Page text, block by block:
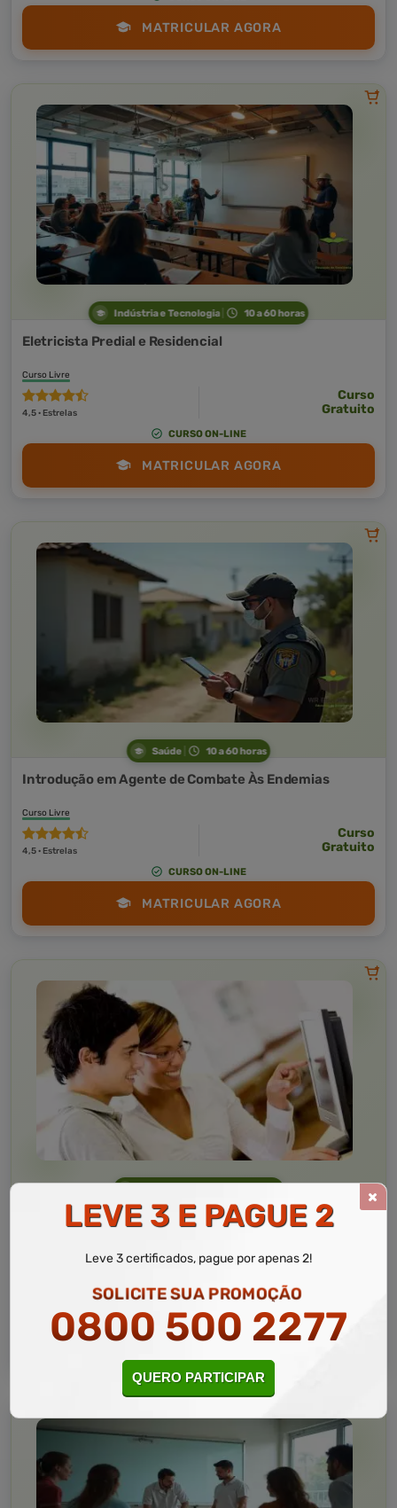
MATRICULAR AGORA
Indústria e Tecnologia 10 a 60 horas
Eletricista Predial e Residencial
Curso Livre
4,5 · Estrelas
Curso
Gratuito
CURSO ON-LINE
MATRICULAR AGORA
Saúde 10 a 60 horas
Introdução em Agente de Combate Às Endemias
Curso Livre
4,5 · Estrelas
Curso
Gratuito
CURSO ON-LINE
MATRICULAR AGORA
Informática Avançada
MATRICULAR AGORA
LEVE 3 E PAGUE 2
Leve 3 certificados, pague por apenas 2!
SOLICITE SUA PROMOÇÃO
0800 500 2277
QUERO PARTICIPAR